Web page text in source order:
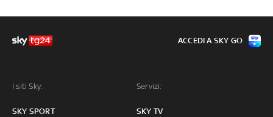
I siti Sky:
SKY SPORT
Servizi:
SKY TV
ACCEDI A SKY GO